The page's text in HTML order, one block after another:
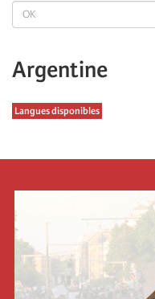
OK
Argentine
Langues disponibles